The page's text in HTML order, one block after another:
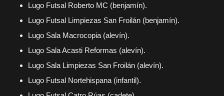
Lugo Futsal Roberto MC (benjamín).
Lugo Futsal Limpiezas San Froilán (benjamín).
Lugo Sala Macrocopia (alevín).
Lugo Sala Acasti Reformas (alevín).
Lugo Sala Limpiezas San Froilán (alevín).
Lugo Futsal Nortehispana (infantil).